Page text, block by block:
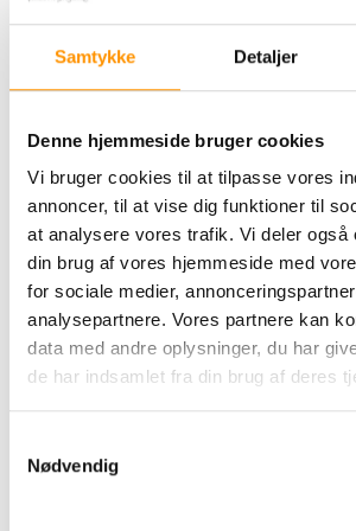
Samtykke Detaljer
Denne hjemmeside bruger cookies
Vi bruger cookies til at tilpasse vores
annoncer, til at vise dig funktioner til
at analysere vores trafik. Vi deler også
din brug af vores hjemmeside med
for sociale medier,
analysepartnere. Vores partnere kan
data med andre oplysninger, du har
de har indsamlet fra din brug af deres
Nødvendig
De ultra fine fibre giver
huller mellem fibrene,
giver en større overflade.
fedt.
Kluden bibeholder sin
trævler på trods af
den originale facon
stræk efter vask.